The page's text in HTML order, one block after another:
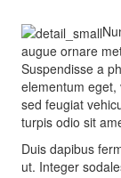
augue ornare
Suspendisse a
elementum eget,
sed feugiat
turpis odio sit
Duis dapibus
ut. Integer